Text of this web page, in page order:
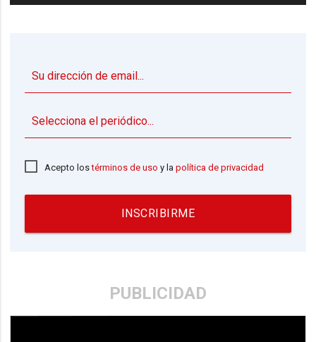
Acepto lostérminos de uso y lapolítica de privacidad
INSCRIBIRME
PUBLICIDAD